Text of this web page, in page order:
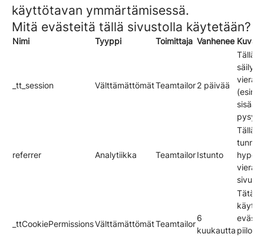
käyttötavan ymmärtämisessä.
Mitä evästeitä tällä sivustolla käytetään?
Nimi Tyyppi Toimittaja Vanhenee
_tt_session VälttämättömätTeamtailor2 päivää
Tällä
(esim.
referrer Analytiikka TeamtailorIstunto
Tällä
_ttCookiePermissionsVälttämättömätTeamtailor
6
kuukautta
Tätä